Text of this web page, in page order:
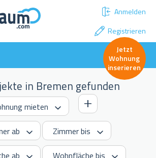
Anmelden
Registrieren
Jetzt
Wohnung
inserieren
in Bremen gefunden